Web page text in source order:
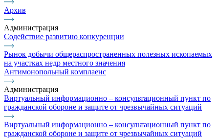
Архив
Администрация
Содействие развитию конкуренции
Рынок добычи общераспространенных полезных ископаемых
на участках недр местного значения
Антимонопольный комплаенс
Администрация
Виртуальный информационно – консультационный пункт по
гражданской обороне и защите от чрезвычайных ситуаций
Виртуальный информационно – консультационный пункт по
гражданской обороне и защите от чрезвычайных ситуаций